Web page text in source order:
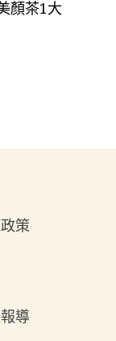
顏茶1大
策
導